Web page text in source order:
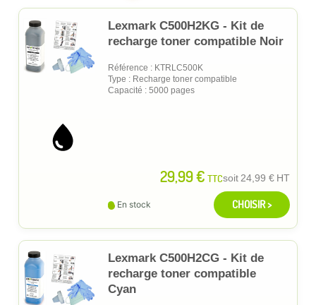
Lexmark C500H2KG - Kit de
recharge toner compatible Noir
Référence : KTRLC500K
Type : Recharge toner compatible
Capacité : 5000 pages
29,99 € TTCsoit24,99 € HT
En stock CHOISIR >
Lexmark C500H2CG - Kit de
recharge toner compatible
Cyan